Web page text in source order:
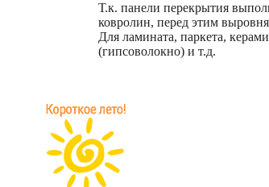
Т.к. панели перекрытия
ковролин, перед этим
Для ламината, паркета,
(гипсоволокно) и т.д.